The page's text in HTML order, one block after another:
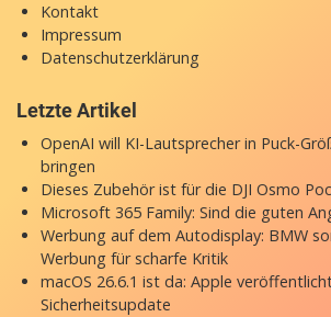
Kontakt
Impressum
Datenschutzerklärung
Letzte Artikel
OpenAI will KI-Lautsprecher in Puck-
bringen
Dieses Zubehör ist für die DJI Osmo
Microsoft 365 Family: Sind die guten
Werbung auf dem Autodisplay: BMW
Werbung für scharfe Kritik
macOS 26.6.1 ist da: Apple
Sicherheitsupdate